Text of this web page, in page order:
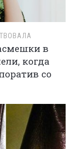
в
когда
со